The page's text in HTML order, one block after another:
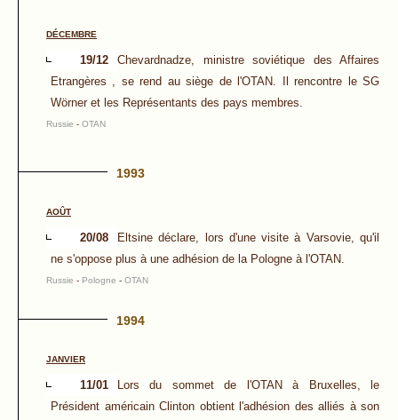
DÉCEMBRE
19/12
Chevardnadze, ministre soviétique des Affaires
Etrangères , se rend au siège de l'OTAN. Il rencontre le SG
Wörner et les Représentants des pays membres.
Russie - OTAN
1993
AOÛT
20/08
Eltsine déclare, lors d'une visite à Varsovie, qu'il
ne s'oppose plus à une adhésion de la Pologne à l'OTAN.
Russie - Pologne - OTAN
1994
JANVIER
11/01
Lors du sommet de l'OTAN à Bruxelles, le
Président américain Clinton obtient l'adhésion des alliés à son